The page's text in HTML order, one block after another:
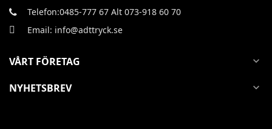
Telefon:0485-777 67 Alt 073-918 60 70
Email: info@adttryck.se
VÅRT FÖRETAG expand_more
NYHETSBREV expand_more